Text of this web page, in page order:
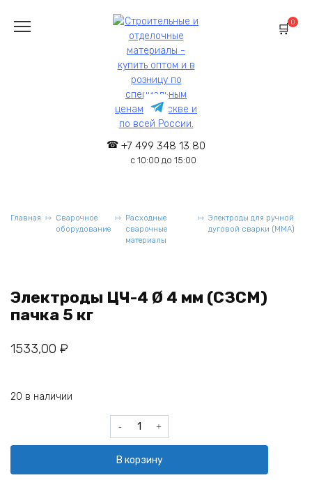
содержанию
+7 499 348 13 80
с 10:00 до 15:00
0
Главная
Сварочное
оборудование
Расходные
сварочные
материалы
Электроды для ручной
дуговой сварки (MMA)
Электроды ЦЧ-4 Ø 4 мм (СЗСМ)
пачка 5 кг
1533,00 ₽
20 в наличии
Количество
товара
ЦЧ-4
В корзину